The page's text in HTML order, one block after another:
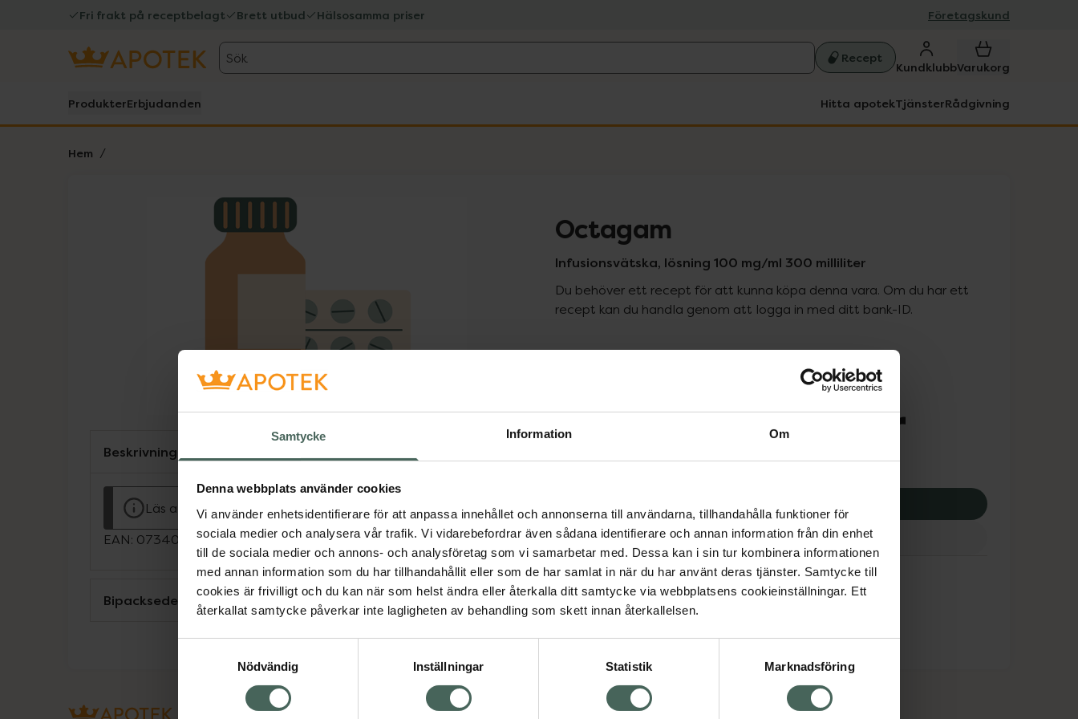
Samtycke Information Om
Denna webbplats använder cookies
Vi använder enhetsidentifierare för att anpassa innehållet och annonserna till användarna, tillhandahålla funktioner för
sociala medier och analysera vår trafik. Vi vidarebefordrar även sådana identifierare och annan information från din enhet
till de sociala medier och annons- och analysföretag som vi samarbetar med. Dessa kan i sin tur kombinera informationen
med annan information som du har tillhandahållit eller som de har samlat in när du har använt deras tjänster. Samtycke till
cookies är frivilligt och du kan när som helst ändra eller återkalla ditt samtycke via webbplatsens cookieinställningar. Ett
återkallat samtycke påverkar inte lagligheten av behandling som skett innan återkallelsen.
Nödvändig
Inställningar Statistik Marknadsföring
Fri frakt på receptbelagt Brett utbud Hälsosamma priser Företagskund
Sök Recept
KundklubbVarukorg
ProdukterErbjudanden Hitta apotekTjänsterRådgivning
Hem
Lista: . Innehåller 1 objekt. Octagam
Infusionsvätska, lösning 100 mg/ml 300 milliliter
Du behöver ett recept för att kunna köpa denna vara. Om du har ett
recept kan du handla genom att logga in med ditt bank-ID.
Pris med recept
Högkostnadsskyddet gäller inte
25878,25 kr
I apotek:25878,25 kr
Köp via ditt recept
Aktuella erbjudanden
Beskrivning
Läs alltid bipacksedeln innan användning.
EAN: 07340063602241
Bipacksedel från FASS Visa
Om recept och läkemedel